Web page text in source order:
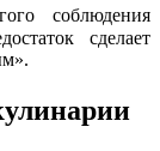
соблюдения
сделает